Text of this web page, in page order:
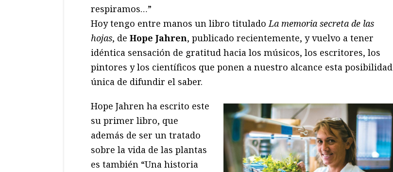
respiramos…”
Hoy tengo entre manos un libro tituladoLa memoria secreta de las
hojas, de Hope Jahren, publicado recientemente, y vuelvo a tener
idéntica sensación de gratitud hacia los músicos, los escritores, los
pintores y los científicos que ponen a nuestro alcance esta posibilidad
única de difundir el saber.
Hope Jahren ha escrito este
su primer libro, que
además de ser un tratado
sobre la vida de las plantas
es también “Una historia